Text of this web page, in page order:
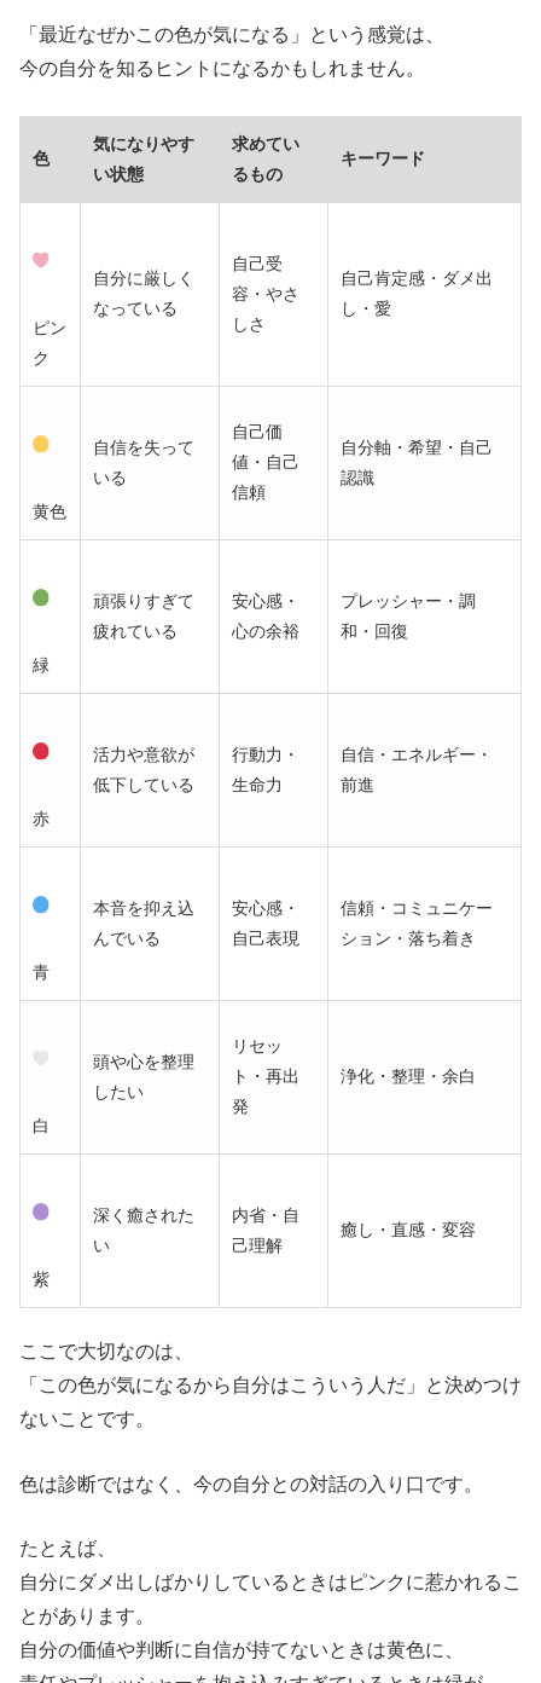
「最近なぜかこの色が気になる」という感覚は、
今の自分を知るヒントになるかもしれません。
色
気になりやす
い状態
求めてい
るもの
キーワード
ピン
ク
自分に厳しく
なっている
自己受
容・やさ
しさ
自己肯定感・ダメ出
し・愛
黄色
自信を失って
いる
自己価
値・自己
信頼
自分軸・希望・自己
認識
緑
頑張りすぎて
疲れている
安心感・
心の余裕
プレッシャー・調
和・回復
赤
活力や意欲が
低下している
行動力・
生命力
自信・エネルギー・
前進
青
本音を抑え込
んでいる
安心感・
自己表現
信頼・コミュニケー
ション・落ち着き
白
頭や心を整理
したい
リセッ
ト・再出
発
浄化・整理・余白
紫
深く癒された
い
内省・自
己理解
癒し・直感・変容
ここで大切なのは、
「この色が気になるから自分はこういう人だ」と決めつけ
ないことです。
色は診断ではなく、今の自分との対話の入り口です。
たとえば、
自分にダメ出しばかりしているときはピンクに惹かれるこ
とがあります。
自分の価値や判断に自信が持てないときは黄色に、